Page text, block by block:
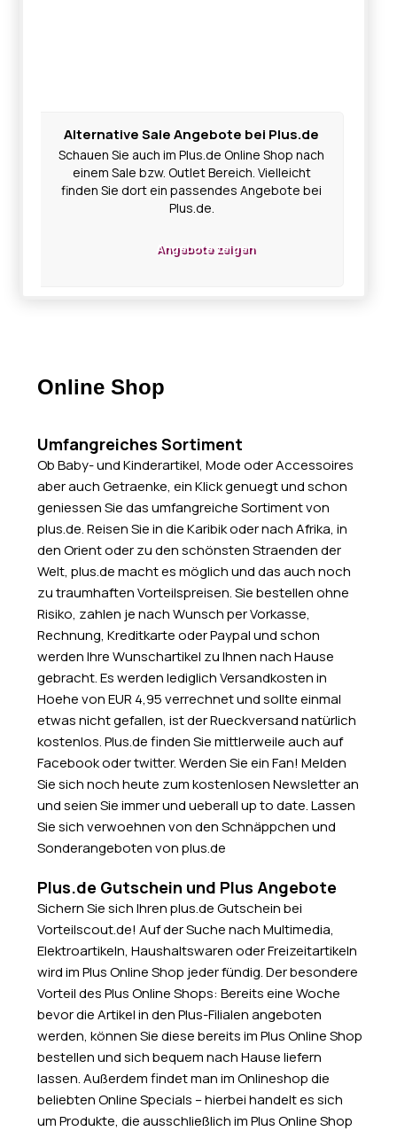
Alternative Sale Angebote bei Plus.de
Schauen Sie auch im Plus.de Online Shop nach
einem Sale bzw. Outlet Bereich. Vielleicht
finden Sie dort ein passendes Angebote bei
Plus.de.
Angebote zeigen
Online Shop
Umfangreiches Sortiment
Ob Baby- und Kinderartikel, Mode oder Accessoires
aber auch Getraenke, ein Klick genuegt und schon
geniessen Sie das umfangreiche Sortiment von
plus.de. Reisen Sie in die Karibik oder nach Afrika, in
den Orient oder zu den schönsten Straenden der
Welt, plus.de macht es möglich und das auch noch
zu traumhaften Vorteilspreisen. Sie bestellen ohne
Risiko, zahlen je nach Wunsch per Vorkasse,
Rechnung, Kreditkarte oder Paypal und schon
werden Ihre Wunschartikel zu Ihnen nach Hause
gebracht. Es werden lediglich Versandkosten in
Hoehe von EUR 4,95 verrechnet und sollte einmal
etwas nicht gefallen, ist der Rueckversand natürlich
kostenlos. Plus.de finden Sie mittlerweile auch auf
Facebook oder twitter. Werden Sie ein Fan! Melden
Sie sich noch heute zum kostenlosen Newsletter an
und seien Sie immer und ueberall up to date. Lassen
Sie sich verwoehnen von den Schnäppchen und
Sonderangeboten von plus.de
Plus.de Gutschein und Plus Angebote
Sichern Sie sich Ihren plus.de Gutschein bei
Vorteilscout.de! Auf der Suche nach Multimedia,
Elektroartikeln, Haushaltswaren oder Freizeitartikeln
wird im Plus Online Shop jeder fündig. Der besondere
Vorteil des Plus Online Shops: Bereits eine Woche
bevor die Artikel in den Plus-Filialen angeboten
werden, können Sie diese bereits im Plus Online Shop
bestellen und sich bequem nach Hause liefern
lassen. Außerdem findet man im Onlineshop die
beliebten Online Specials – hierbei handelt es sich
um Produkte, die ausschließlich im Plus Online Shop